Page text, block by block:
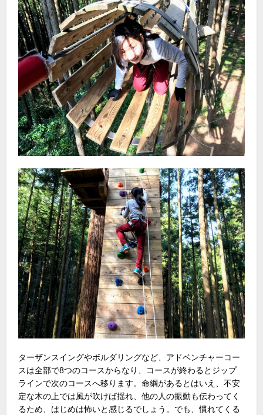
ターザンスイングやボルダリングなど、アドベンチャーコー
スは全部で8つのコースからなり、コースが終わるとジップ
ラインで次のコースへ移ります。命綱があるとはいえ、不安
定な木の上では風が吹けば揺れ、他の人の振動も伝わってく
るため、はじめは怖いと感じるでしょう。でも、慣れてくる